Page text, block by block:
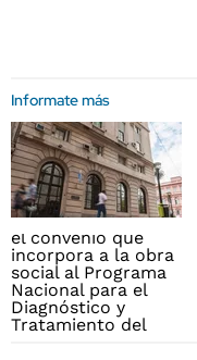
Informate más